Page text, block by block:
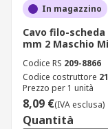
In magazzino
Cavo filo-scheda
mm 2 Maschio
Codice RS 209-8866
Codice costruttore
Prezzo per 1 unità
8,09 €(IVA esclusa)
Quantità